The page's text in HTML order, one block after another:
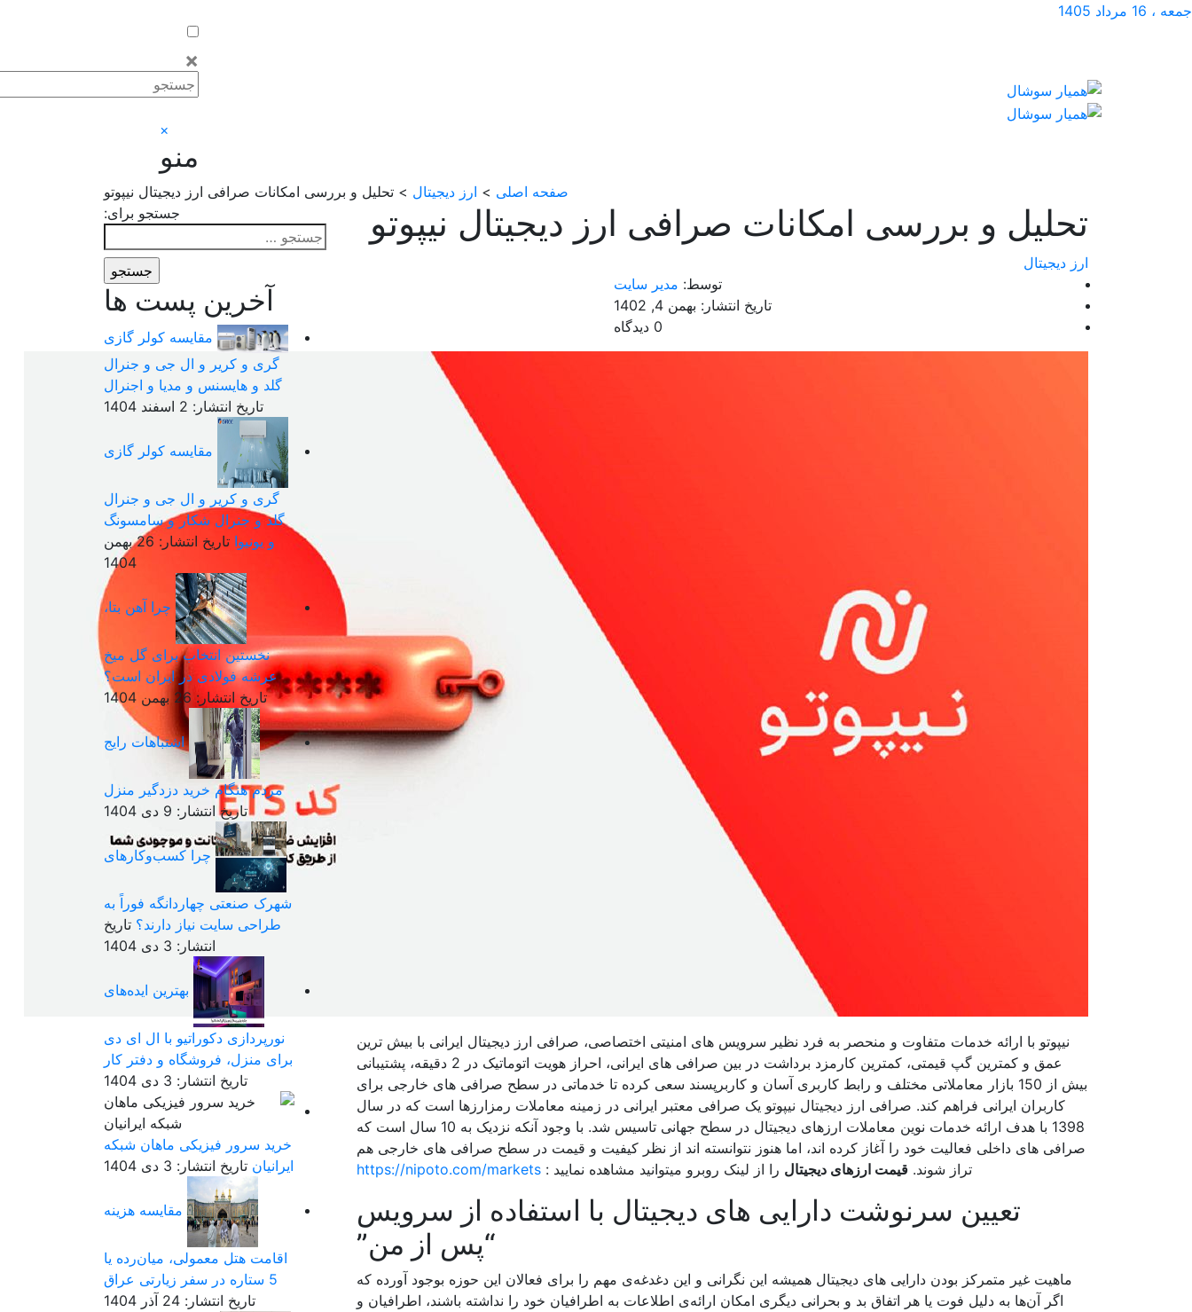
جمعه ، 16 مرداد 1405
×
×
منو
صفحه اصلی > ارز دیجیتال > تحلیل و بررسی امکانات صرافی ارز دیجیتال نیپوتو
تحلیل و بررسی امکانات صرافی ارز دیجیتال نیپوتو
ارز دیجیتال
توسط: مدیر سایت
تاریخ انتشار: بهمن 4, 1402
0 دیدگاه
نیپوتو با ارائه خدمات متفاوت و منحصر به فرد نظیر سرویس های امنیتی اختصاصی، صرافی ارز دیجیتال ایرانی با بیش ترین
عمق و کمترین گپ قیمتی، کمترین کارمزد برداشت در بین صرافی های ایرانی، احراز هویت اتوماتیک در 2 دقیقه، پشتیبانی
بیش از 150 بازار معاملاتی مختلف و رابط کاربری آسان و کاربرپسند سعی کرده تا خدماتی در سطح صرافی های خارجی برای
کاربران ایرانی فراهم کند. صرافی ارز دیجیتال نیپوتو یک صرافی معتبر ایرانی در زمینه معاملات رمزارزها است که در سال
1398 با هدف ارائه خدمات نوین معاملات ارزهای دیجیتال در سطح جهانی تاسیس شد. با وجود آنکه نزدیک به 10 سال است که
صرافی های داخلی فعالیت خود را آغاز کرده اند، اما هنوز نتوانسته اند از نظر کیفیت و قیمت در سطح صرافی های خارجی هم
تراز شوند. قیمت ارزهای دیجیتال را از لینک روبرو میتوانید مشاهده نمایید : https://nipoto.com/markets
تعیین سرنوشت دارایی های دیجیتال با استفاده از سرویس
“پس از من”
ماهیت غیر متمرکز بودن دارایی های دیجیتال همیشه این نگرانی و این دغدغه‌ی مهم را برای فعالان این حوزه بوجود آورده که
اگر آن‌ها به دلیل فوت یا هر اتفاق بد و بحرانی دیگری امکان ارائه‌ی اطلاعات به اطرافیان خود را نداشته باشند، اطرافیان و
جستجو برای:
آخرین پست ها
مقایسه کولر گازی
گری و کریر و ال جی و جنرال
گلد و هایسنس و مدیا و اجنرال
تاریخ انتشار: 2 اسفند 1404
مقایسه کولر گازی
گری و کریر و ال جی و جنرال
گلد و جنرال شکار و سامسونگ
و یونیوا
تاریخ انتشار: 26 بهمن
1404
چرا آهن بتا،
نخستین انتخاب برای گل میخ
عرشه فولادی در ایران است؟
تاریخ انتشار: 26 بهمن 1404
اشتباهات رایج
مردم هنگام خرید دزدگیر منزل
تاریخ انتشار: 9 دی 1404
چرا کسب‌وکارهای
شهرک صنعتی چهاردانگه فوراً به
طراحی سایت نیاز دارند؟ تاریخ
انتشار: 3 دی 1404
بهترین ایده‌های
نورپردازی دکوراتیو با ال ای دی
برای منزل، فروشگاه و دفتر کار
تاریخ انتشار: 3 دی 1404
خرید سرور فیزیکی ماهان شبکه
ایرانیان تاریخ انتشار: 3 دی 1404
مقایسه هزینه
اقامت هتل معمولی، میان‌رده یا
5 ستاره در سفر زیارتی عراق
تاریخ انتشار: 24 آذر 1404